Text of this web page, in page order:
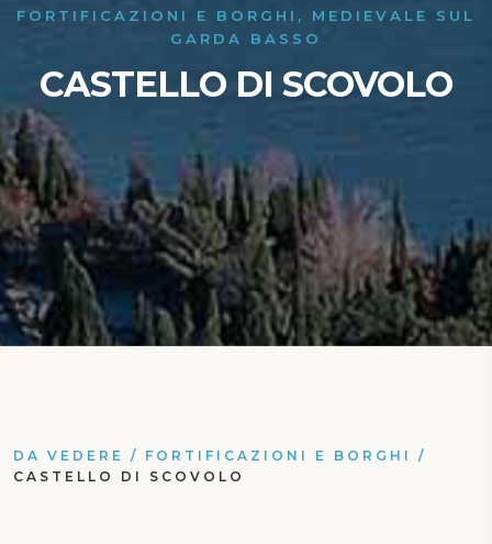
FORTIFICAZIONI E BORGHI, MEDIEVALE SUL
GARDA BASSO
CASTELLO DI SCOVOLO
DA VEDERE / FORTIFICAZIONI E BORGHI
/
CASTELLO DI SCOVOLO